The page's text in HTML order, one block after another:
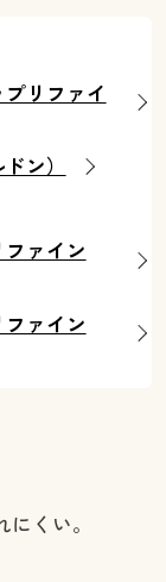
リファイ
ン）
ァイン
ァイン
くい。